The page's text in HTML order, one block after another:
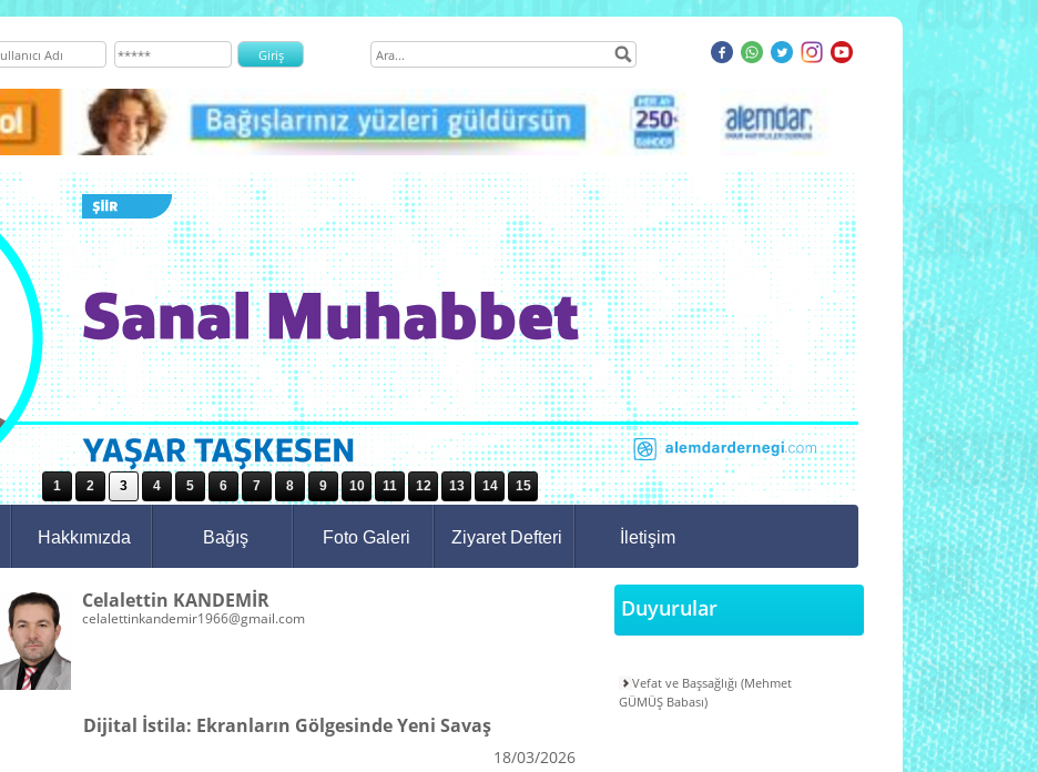
1 2 3 4 5 6 7 8 9 10 11 12 13 14 15
Hakkımızda Bağış Foto Galeri Ziyaret Defteri İletişim
Celalettin KANDEMİR
celalettinkandemir1966@gmail.com
Dijital İstila: Ekranların Gölgesinde Yeni Savaş
18/03/2026
Duyurular
Vefat ve Başsağlığı (Mehmet
GÜMÜŞ Babası)